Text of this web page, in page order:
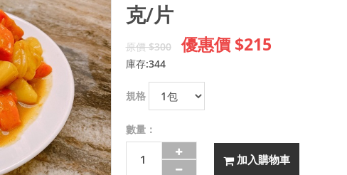
克/片
原價 $300 優惠價 $215
庫存:344
規格
數量：
加入購物車